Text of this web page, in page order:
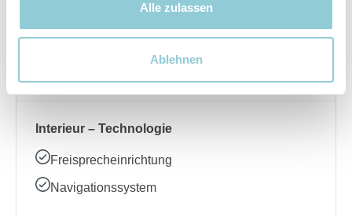
Alle zulassen
Ablehnen
Interieur – Komfort
Beheizbares Lenkrad
Interieur – Technologie
Freisprecheinrichtung
Navigationssystem